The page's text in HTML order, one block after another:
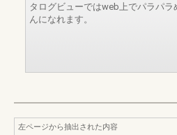
タログビューではweb上でパラパ
んになれます。
左ページから抽出された内容